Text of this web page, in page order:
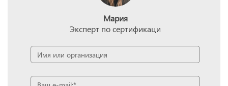
Мария
Эксперт по сертификаци